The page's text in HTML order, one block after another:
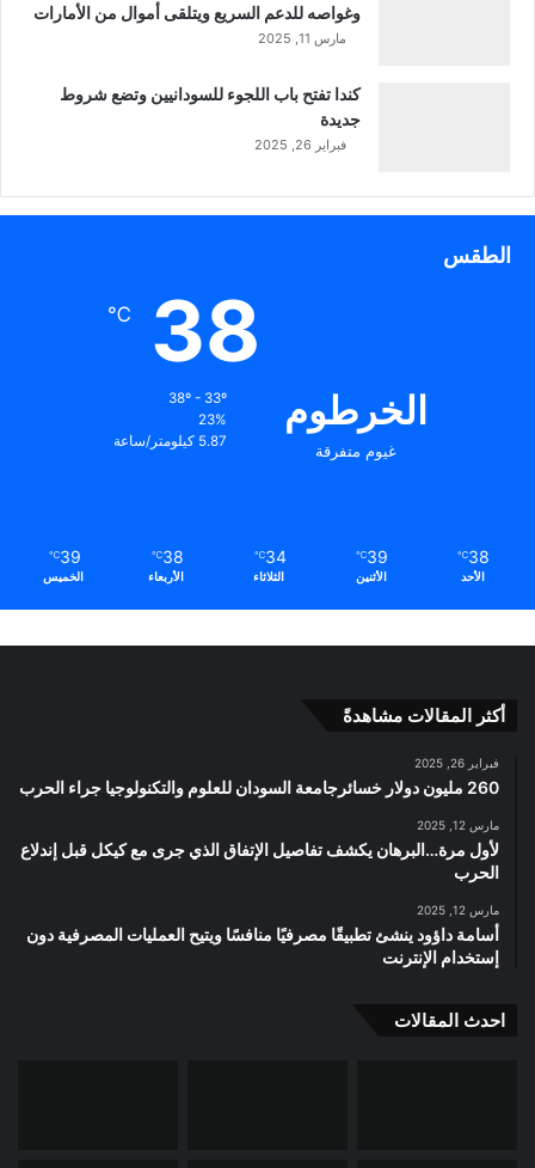
وغواصه للدعم السريع ويتلقى أموال من الأمارات
مارس 11, 2025
كندا تفتح باب اللجوء للسودانيين وتضع شروط
جديدة
فبراير 26, 2025
الطقس
الخرطوم
غيوم متفرقة
38
℃
23%
5.87 كيلومتر/ساعة
38
℃
الأحد
39
℃
الأثنين
34
℃
الثلاثاء
38
℃
الأربعاء
39
℃
الخميس
أكثر المقالات مشاهدةً
فبراير 26, 2025
260 مليون دولار خسائرجامعة السودان للعلوم والتكنولوجيا جراء الحرب
مارس 12, 2025
لأول مرة…البرهان يكشف تفاصيل الإتفاق الذي جرى مع كيكل قبل إندلاع
الحرب
مارس 12, 2025
أسامة داؤود ينشئ تطبيقًا مصرفيًا منافسًا ويتيح العمليات المصرفية دون
إستخدام الإنترنت
احدث المقالات